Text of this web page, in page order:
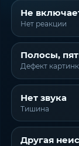
Не
Нет реакции
Полосы,
Дефект
Нет звука
Тишина
Другая